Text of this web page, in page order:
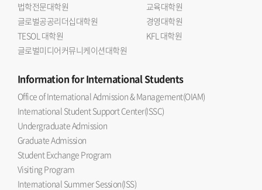
법학전문대학원
교육대학원
글로벌공공리더십대학원
경영대학원
TESOL 대학원
KFL 대학원
글로벌미디어커뮤니케이션대학원
Informationfor International Students
Office of International Admission & Management(OIAM)
International Student Support Center(ISSC)
Undergraduate Admission
Graduate Admission
Student Exchange Program
Visiting Program
International Summer Session(ISS)